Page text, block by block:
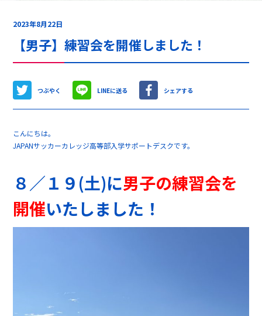
2023年8月22日
【男子】練習会を開催しました！
つぶやく LINEに送る シェアする
こんにちは。
JAPANサッカーカレッジ高等部入学サポートデスクです。
８／１９(土)に男子の練習会を
開催いたしました！